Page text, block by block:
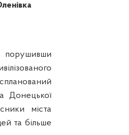
порушивши
Донецької
міста
та більше